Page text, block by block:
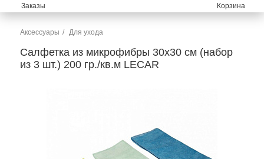
Аксессуары Для ухода
Салфетка из микрофибры 30х30 см (набор
из 3 шт.) 200 гр./кв.м LECAR